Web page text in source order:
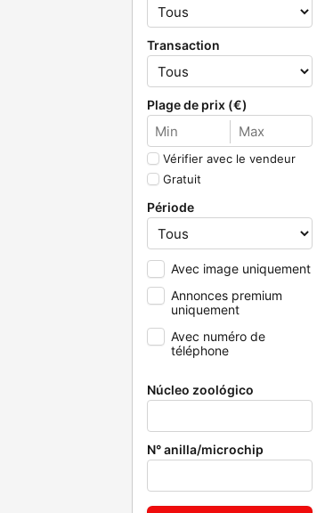
Transaction
Plage de prix (€)
Vérifier avec le vendeur
Gratuit
Période
Avec image uniquement
Annonces premium
uniquement
Avec numéro de
téléphone
Núcleo zoológico
N° anilla/microchip